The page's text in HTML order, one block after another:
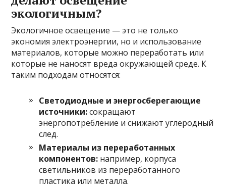
экологичным?
Экологичное освещение — это не только
экономия электроэнергии, но и использование
материалов, которые можно переработать или
которые не наносят вреда окружающей среде. К
таким подходам относятся:
Светодиодные и энергосберегающие
источники:сокращают
энергопотребление и снижают углеродный
след.
Материалы из переработанных
компонентов: например, корпуса
светильников из переработанного
пластика или металла.